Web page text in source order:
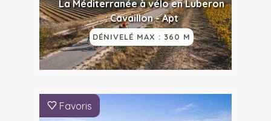
La Méditerranée à vélo en Luberon
: Cavaillon - Apt
DÉNIVELÉ MAX : 360 M
Favoris